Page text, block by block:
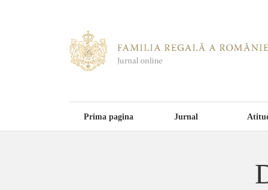
Prima pagina Jurnal